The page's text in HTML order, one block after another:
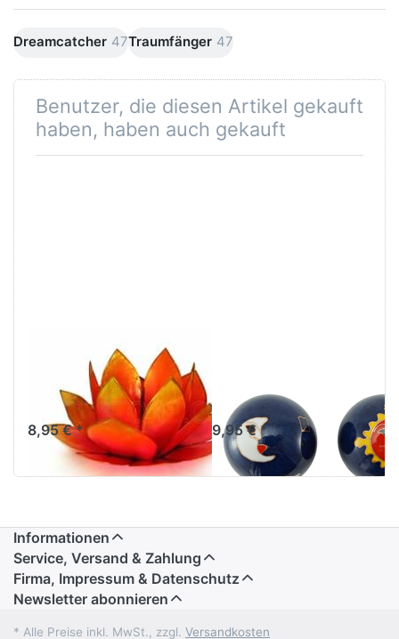
Dreamcatcher 47Traumfänger 47
Benutzer, die diesen Artikel gekauft
haben, haben auch gekauft
Lotus-Licht
Sonnenaufgang
pink-gelb
8,95 € *
blau ø 37 mm
9,95 € *
Informationen
Service, Versand & Zahlung
Firma, Impressum & Datenschutz
Newsletter abonnieren
* Alle Preise inkl. MwSt., zzgl. Versandkosten